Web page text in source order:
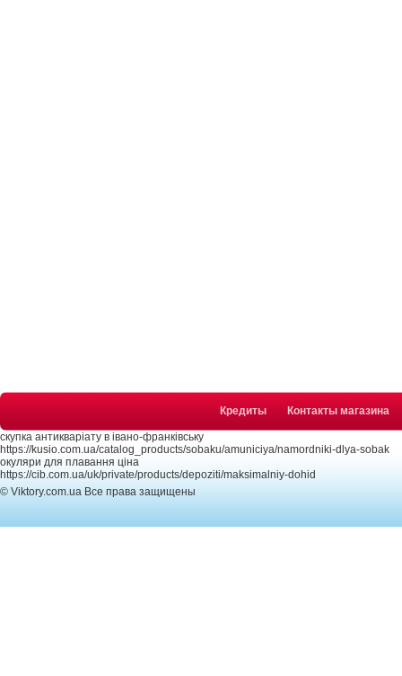
Кредиты Контакты магазина
скупка антикваріату в івано-франківську
https://kusio.com.ua/catalog_products/sobaku/amuniciya/namordniki-dlya-sobak
окуляри для плавання ціна
https://cib.com.ua/uk/private/products/depoziti/maksimalniy-dohid
© Viktory.com.ua Все права защищены